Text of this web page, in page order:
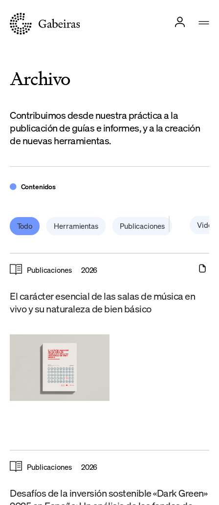
Archivo
Contribuimos desde nuestra práctica a la
publicación de guías e informes, y a la creación
de nuevas herramientas.
Contenidos
Todo Herramientas Publicaciones Videos
Publicaciones 2026
El carácter esencial de las salas de música en
vivo y su naturaleza de bien básico
Publicaciones 2026
Desafíos de la inversión sostenible «Dark Green»